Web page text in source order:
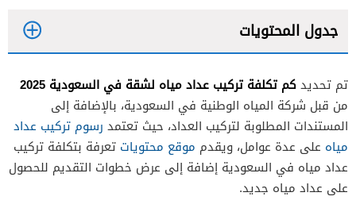
جدول المحتويات
تم تحديدكم تكلفة تركيب عداد مياه لشقة في السعودية 2025
من قبل شركة المياه الوطنية في السعودية، بالإضافة إلى
المستندات المطلوبة لتركيب العداد، حيث تعتمد رسوم تركيب عداد
مياه على عدة عوامل، ويقدم موقع محتويات تعرفة بتكلفة تركيب
عداد مياه في السعودية إضافة إلى عرض خطوات التقديم للحصول
على عداد مياه جديد.